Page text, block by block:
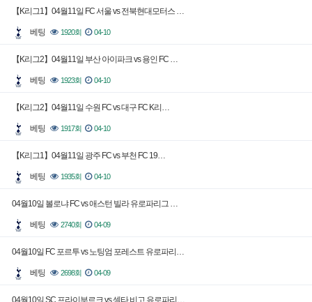
【K리그1】04월11일 FC 서울 vs 전북현대모터스 …
베팅 1920회 04-10
【K리그2】04월11일 부산 아이파크 vs 용인 FC …
베팅 1923회 04-10
【K리그2】04월11일 수원 FC vs 대구 FC K리…
베팅 1917회 04-10
【K리그1】04월11일 광주 FC vs 부천 FC 19…
베팅 1935회 04-10
04월10일 볼로냐 FC vs 애스턴 빌라 유로파리그 …
베팅 2740회 04-09
04월10일 FC 포르투 vs 노팅엄 포레스트 유로파리…
베팅 2698회 04-09
04월10일 SC 프라이부르크 vs 셀타 비고 유로파리…